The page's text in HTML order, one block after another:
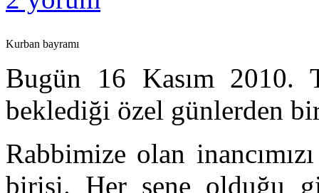
Kurban bayramı
Bugün 16 Kasım 2010.
beklediği özel günlerden
Rabbimize olan
birisi. Her sene olduğu